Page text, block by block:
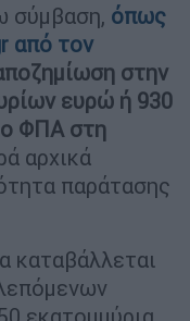
σύμβαση, όπως
από τον
στην
ευρώ ή 930
ο ΦΠΑ στη
αρχικά
παράτασης
καταβάλλεται